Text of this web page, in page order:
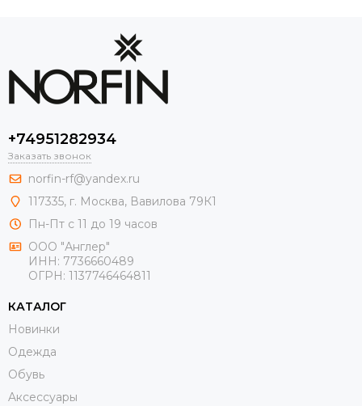
+74951282934
Заказать звонок
norfin-rf@yandex.ru
117335, г. Москва, Вавилова 79К1
Пн-Пт с 11 до 19 часов
ООО "Англер"
ИНН: 7736660489
ОГРН: 1137746464811
КАТАЛОГ
Новинки
Одежда
Обувь
Aксессуары